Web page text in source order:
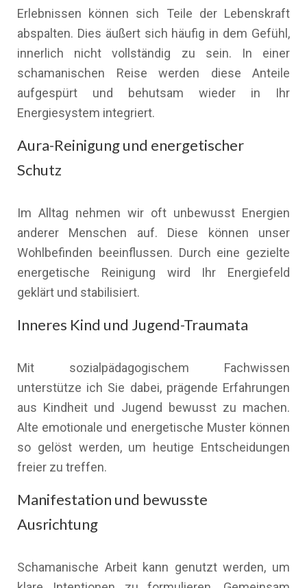
Erlebnissen können sich Teile der Lebenskraft
abspalten. Dies äußert sich häufig in dem Gefühl,
innerlich nicht vollständig zu sein. In einer
schamanischen Reise werden diese Anteile
aufgespürt und behutsam wieder in Ihr
Energiesystem integriert.
Aura-Reinigung und energetischer
Schutz
Im Alltag nehmen wir oft unbewusst Energien
anderer Menschen auf. Diese können unser
Wohlbefinden beeinflussen. Durch eine gezielte
energetische Reinigung wird Ihr Energiefeld
geklärt und stabilisiert.
Inneres Kind und Jugend-Traumata
Mit sozialpädagogischem Fachwissen
unterstütze ich Sie dabei, prägende Erfahrungen
aus Kindheit und Jugend bewusst zu machen.
Alte emotionale und energetische Muster können
so gelöst werden, um heutige Entscheidungen
freier zu treffen.
Manifestation und bewusste
Ausrichtung
Schamanische Arbeit kann genutzt werden, um